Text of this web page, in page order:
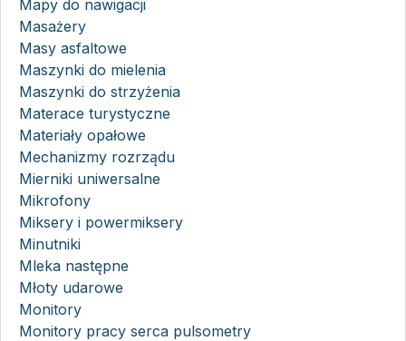
Mapy do nawigacji
Masażery
Masy asfaltowe
Maszynki do mielenia
Maszynki do strzyżenia
Materace turystyczne
Materiały opałowe
Mechanizmy rozrządu
Mierniki uniwersalne
Mikrofony
Miksery i powermiksery
Minutniki
Mleka następne
Młoty udarowe
Monitory
Monitory pracy serca pulsometry